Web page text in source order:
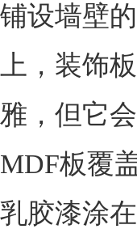
铺设墙壁
上，装饰
雅，但它
MDF板覆
乳胶漆涂